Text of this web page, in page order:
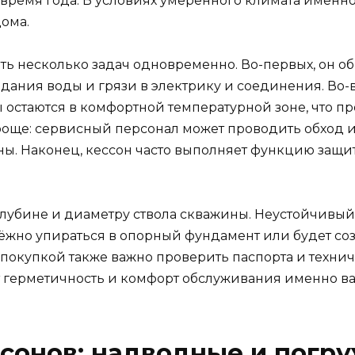
несколько задач одновременно. Во-первых, он
воды и грязи в электрику и соединения.
в комфортной температурной зоне, что
сервисный персонал может проводить обход
Наконец, кессон часто выполняет функцию
и диаметру ствола скважины.
упираться в опорный фундамент или будет
также важно проверить паспорта и
и комфорт обслуживания именно